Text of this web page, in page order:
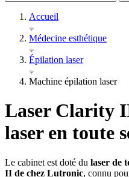
Accueil
Médecine esthétique
Épilation laser
Machine épilation laser
Laser Clarity
laser en toute
Le cabinet est doté du laser de
II de chez Lutronic, connu